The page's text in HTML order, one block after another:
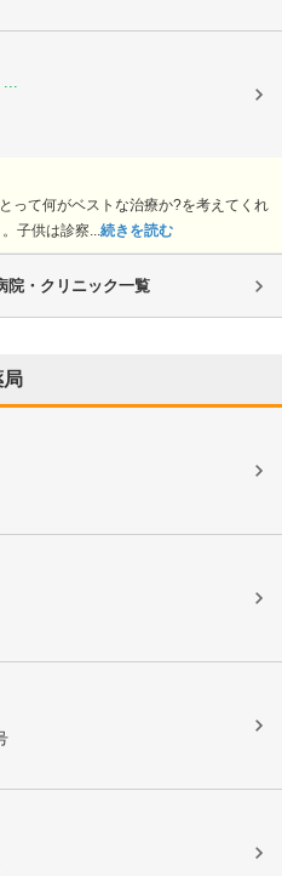
って何がベストな治療か?を考えてくれ
子供は診察... 続きを読む
院・クリニック一覧
局